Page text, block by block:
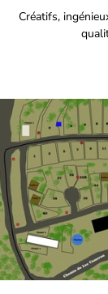
Créatifs,